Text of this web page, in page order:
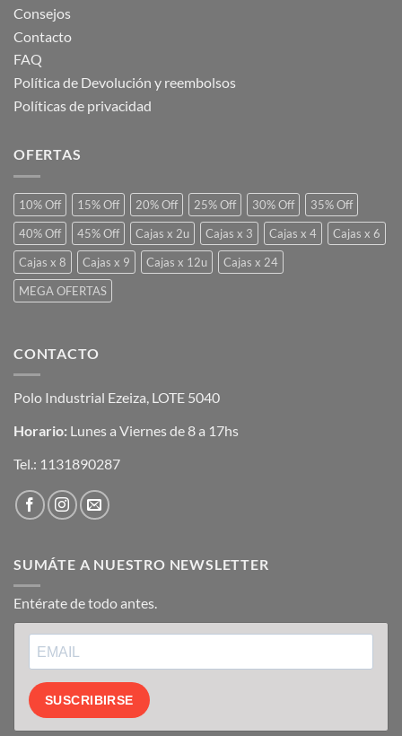
Consejos
Contacto
FAQ
Política de Devolución y reembolsos
Políticas de privacidad
OFERTAS
10% Off 15% Off 20% Off 25% Off 30% Off
35% Off
40% Off
45% Off Cajas x 2u Cajas x 3 Cajas x 4
Cajas x 6
Cajas x 8
Cajas x 9 Cajas x 12u
Cajas x 24
MEGA OFERTAS
CONTACTO
Polo Industrial Ezeiza, LOTE 5040
Horario: Lunes a Viernes de 8 a 17hs
Tel.: 1131890287
SUMÁTE A NUESTRO NEWSLETTER
Entérate de todo antes.
SUSCRIBIRSE